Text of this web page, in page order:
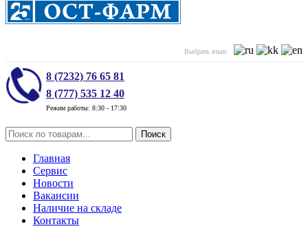
Выбрать язык:
8 (7232) 76 65 81
8 (777) 535 12 40
Режим работы: 8:30 - 17:30
Поиск
Главная
Сервис
Новости
Вакансии
Наличие на складе
Контакты